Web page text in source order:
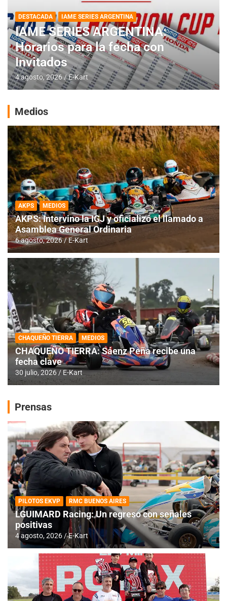
DESTACADA IAME SERIES ARGENTINA
IAME SERIES ARGENTINA:
Horarios para la fecha con
Invitados
4 agosto, 2026 E-Kart
Medios
AKPS MEDIOS
AKPS: Intervino la IGJ y oficializó el llamado a
Asamblea General Ordinaria
6 agosto, 2026 E-Kart
CHAQUEÑO TIERRA MEDIOS
CHAQUEÑO TIERRA: Sáenz Peña recibe una
fecha clave
30 julio, 2026 E-Kart
Prensas
PILOTOS EKVP RMC BUENOS AIRES
LGUIMARD Racing: Un regreso con señales
positivas
4 agosto, 2026 E-Kart